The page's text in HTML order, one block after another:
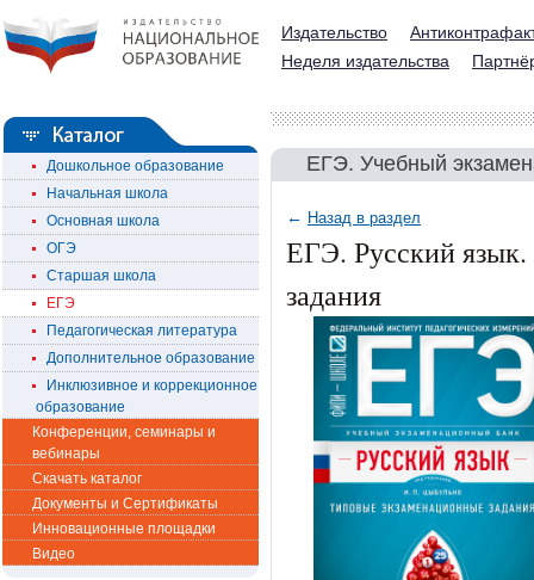
Издательство
Неделя издательства
Дошкольное образование
Начальная школа
Основная школа
ОГЭ
Старшая школа
ЕГЭ
Педагогическая литература
Дополнительное образование
Инклюзивное и коррекционное
образование
Конференции, семинары и
вебинары
Скачать каталог
Документы и Сертификаты
Инновационные площадки
Видео
ЕГЭ. Учебный
← Назад в раздел
ЕГЭ. Русский
задания